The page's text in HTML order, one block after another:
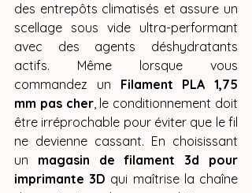
des entrepôts climatisés et assure un
scellage sous vide ultra-performant
avec des agents déshydratants
actifs. Même lorsque vous
commandez un Filament PLA 1,75
mm pas cher, le conditionnement doit
être irréprochable pour éviter que le fil
ne devienne cassant. En choisissant
un magasin de filament 3d pour
imprimante 3D qui maîtrise la chaîne